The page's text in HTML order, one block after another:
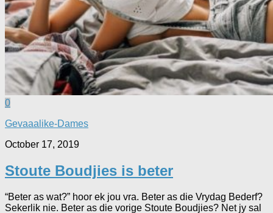
0
Gevaaalike-Dames
October 17, 2019
Stoute Boudjies is beter
“Beter as wat?” hoor ek jou vra. Beter as die Vrydag Bederf?
Sekerlik nie. Beter as die vorige Stoute Boudjies? Net jy sal